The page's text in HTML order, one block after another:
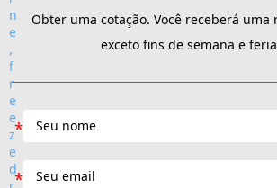
Obter uma cotação. Você receberá uma
exceto fins de semana e